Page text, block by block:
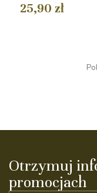
25,90 zł
Otrzymuj
promocjach